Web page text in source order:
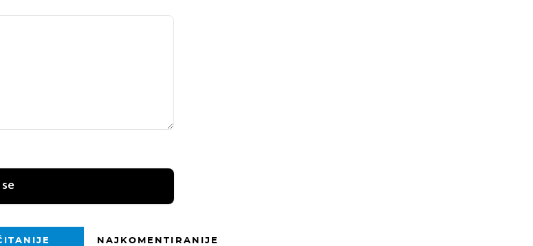
NAJKOMENTIRANIJE